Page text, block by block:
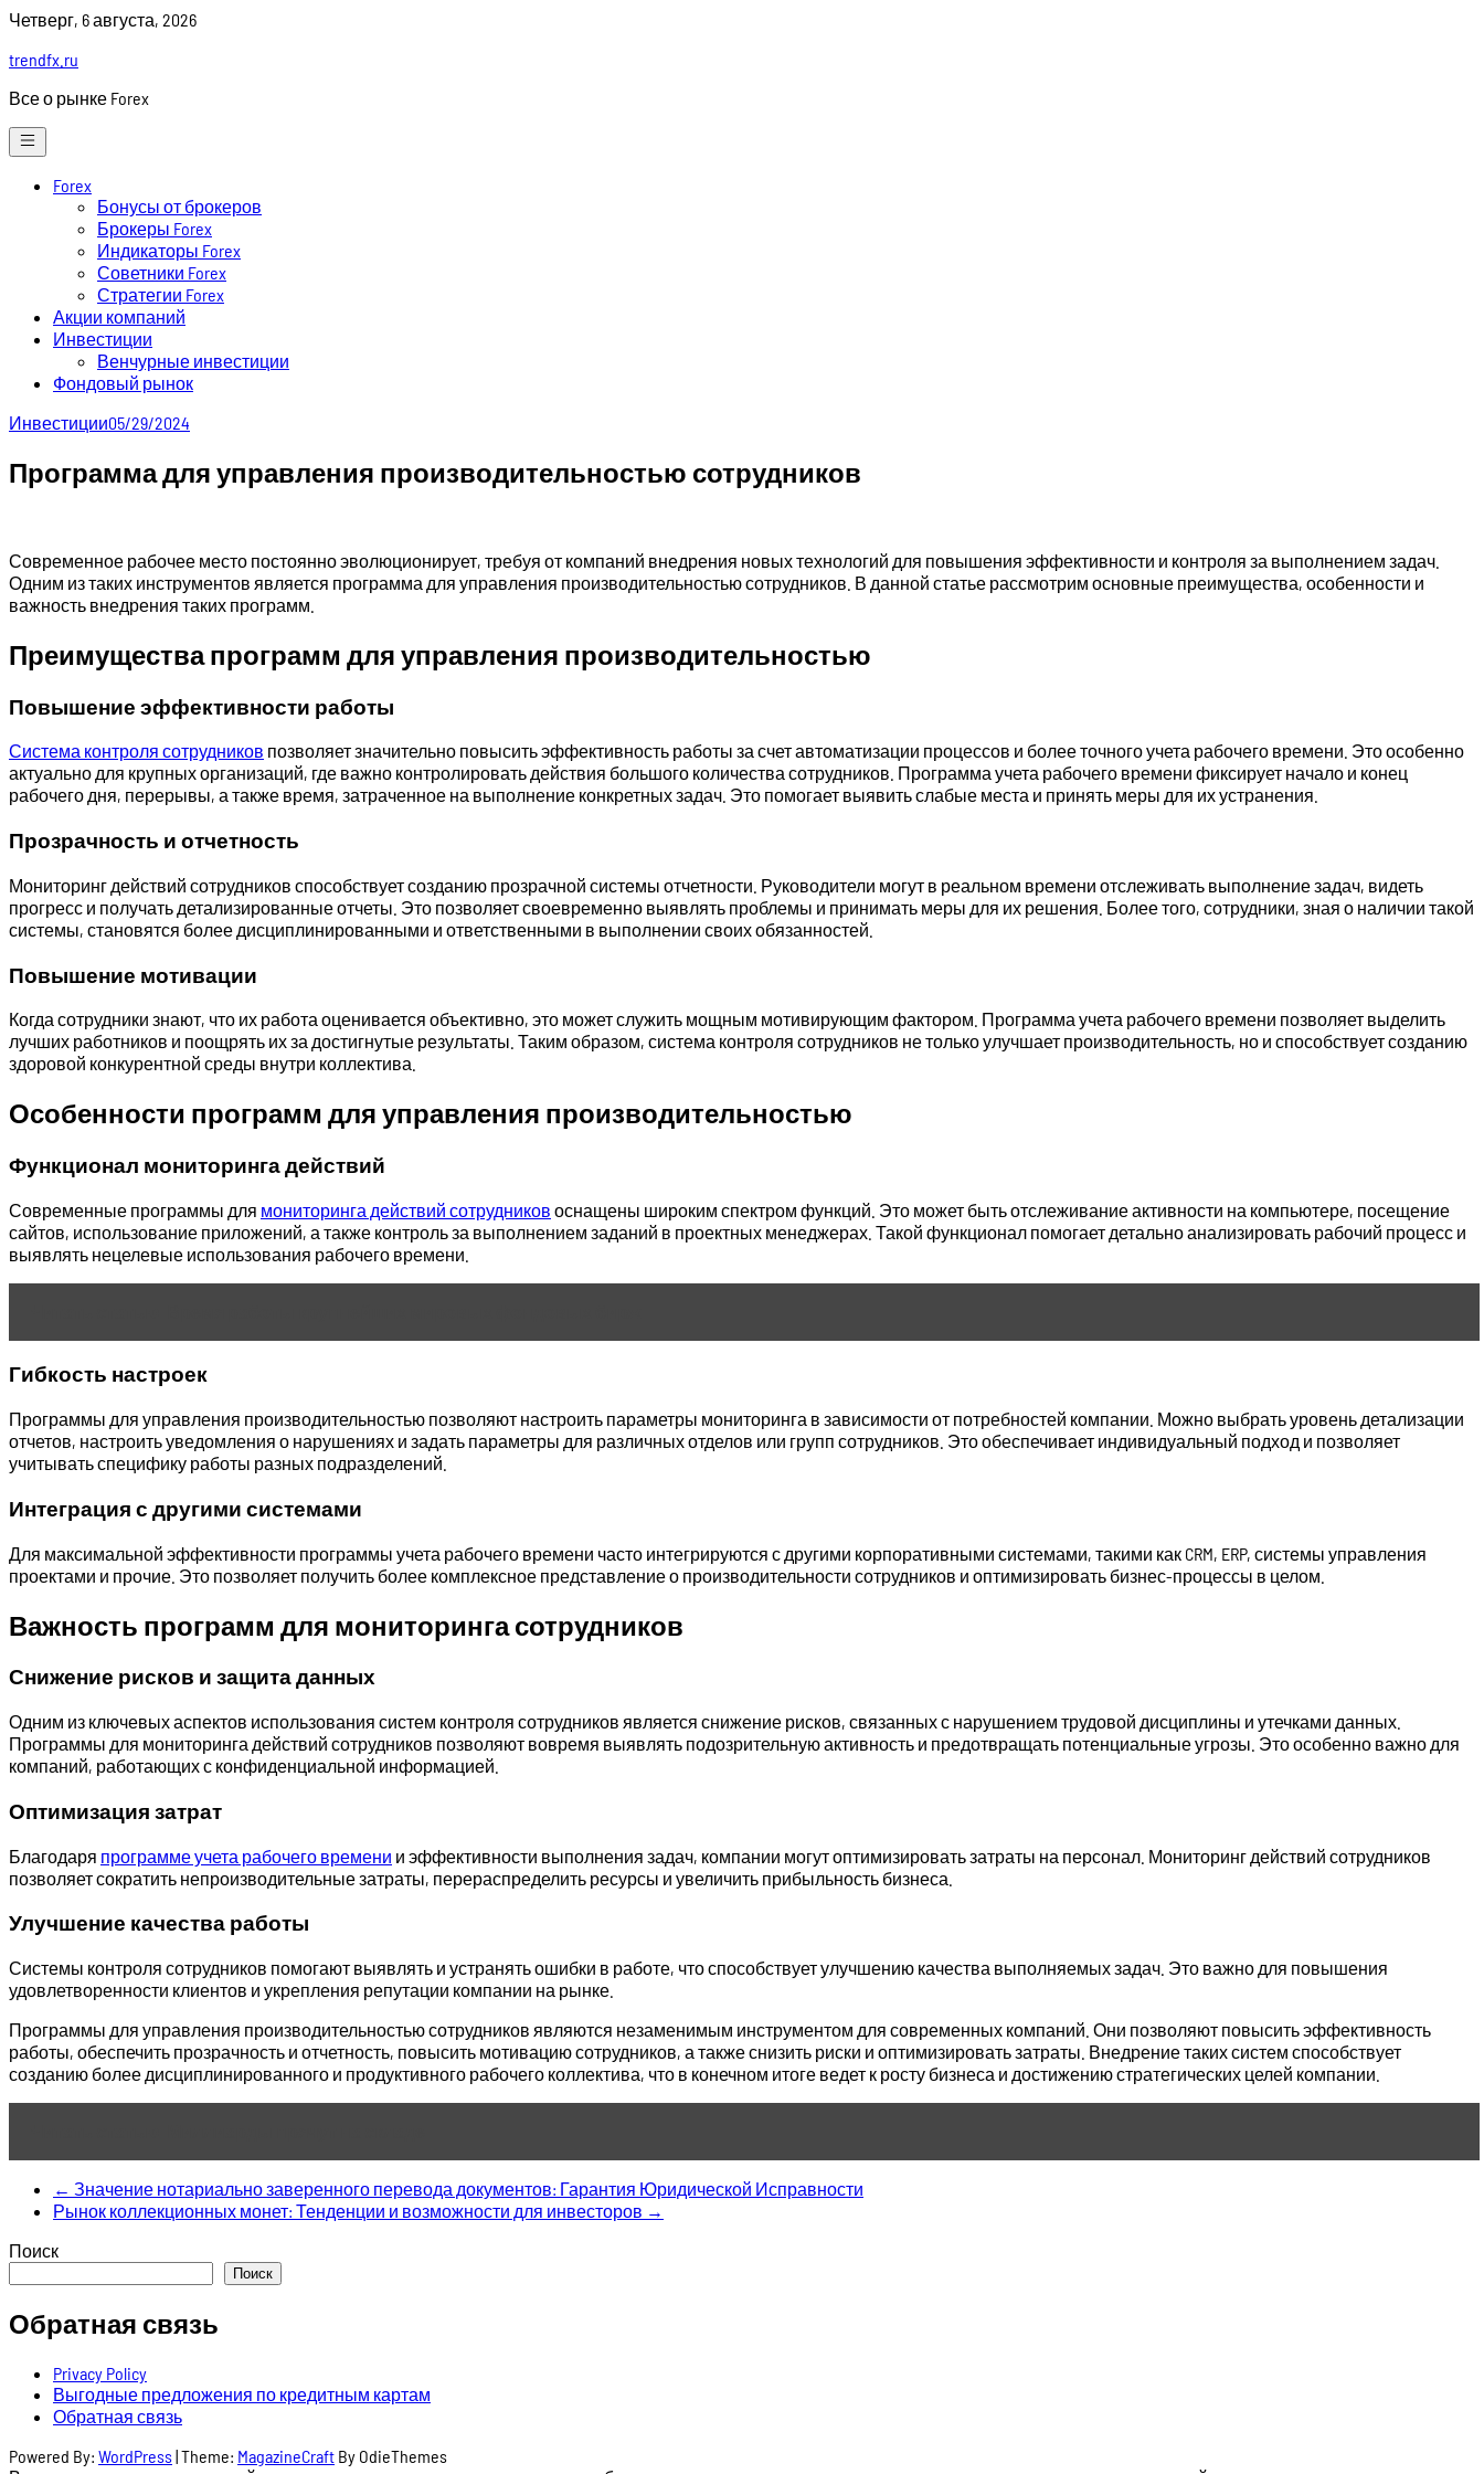
Skip
content
Четверг, 6 августа, 2026
trendfx.ru
Все о рынке Forex
Forex
Бонусы от брокеров
Брокеры Forex
Индикаторы Forex
Советники Forex
Стратегии Forex
Акции компаний
Инвестиции
Венчурные инвестиции
Фондовый рынок
Инвестиции05/29/2024
Программа для управления производительностью сотрудников
Современное рабочее место постоянно эволюционирует, требуя от компаний внедрения новых технологий для повышения эффективности и контроля за выполнением задач.
Одним из таких инструментов является программа для управления производительностью сотрудников. В данной статье рассмотрим основные преимущества, особенности и
важность внедрения таких программ.
Преимущества программ для управления производительностью
Повышение эффективности работы
Система контроля сотрудников позволяет значительно повысить эффективность работы за счет автоматизации процессов и более точного учета рабочего времени. Это особенно
актуально для крупных организаций, где важно контролировать действия большого количества сотрудников. Программа учета рабочего времени фиксирует начало и конец
рабочего дня, перерывы, а также время, затраченное на выполнение конкретных задач. Это помогает выявить слабые места и принять меры для их устранения.
Прозрачность и отчетность
Мониторинг действий сотрудников способствует созданию прозрачной системы отчетности. Руководители могут в реальном времени отслеживать выполнение задач, видеть
прогресс и получать детализированные отчеты. Это позволяет своевременно выявлять проблемы и принимать меры для их решения. Более того, сотрудники, зная о наличии такой
системы, становятся более дисциплинированными и ответственными в выполнении своих обязанностей.
Повышение мотивации
Когда сотрудники знают, что их работа оценивается объективно, это может служить мощным мотивирующим фактором. Программа учета рабочего времени позволяет выделить
лучших работников и поощрять их за достигнутые результаты. Таким образом, система контроля сотрудников не только улучшает производительность, но и способствует созданию
здоровой конкурентной среды внутри коллектива.
Особенности программ для управления производительностью
Функционал мониторинга действий
Современные программы для мониторинга действий сотрудников оснащены широким спектром функций. Это может быть отслеживание активности на компьютере, посещение
сайтов, использование приложений, а также контроль за выполнением заданий в проектных менеджерах. Такой функционал помогает детально анализировать рабочий процесс и
выявлять нецелевые использования рабочего времени.
Гибкость настроек
Программы для управления производительностью позволяют настроить параметры мониторинга в зависимости от потребностей компании. Можно выбрать уровень детализации
отчетов, настроить уведомления о нарушениях и задать параметры для различных отделов или групп сотрудников. Это обеспечивает индивидуальный подход и позволяет
учитывать специфику работы разных подразделений.
Интеграция с другими системами
Для максимальной эффективности программы учета рабочего времени часто интегрируются с другими корпоративными системами, такими как CRM, ERP, системы управления
проектами и прочие. Это позволяет получить более комплексное представление о производительности сотрудников и оптимизировать бизнес-процессы в целом.
Важность программ для мониторинга сотрудников
Снижение рисков и защита данных
Одним из ключевых аспектов использования систем контроля сотрудников является снижение рисков, связанных с нарушением трудовой дисциплины и утечками данных.
Программы для мониторинга действий сотрудников позволяют вовремя выявлять подозрительную активность и предотвращать потенциальные угрозы. Это особенно важно для
компаний, работающих с конфиденциальной информацией.
Оптимизация затрат
Благодаря программе учета рабочего времени и эффективности выполнения задач, компании могут оптимизировать затраты на персонал. Мониторинг действий сотрудников
позволяет сократить непроизводительные затраты, перераспределить ресурсы и увеличить прибыльность бизнеса.
Улучшение качества работы
Системы контроля сотрудников помогают выявлять и устранять ошибки в работе, что способствует улучшению качества выполняемых задач. Это важно для повышения
удовлетворенности клиентов и укрепления репутации компании на рынке.
Программы для управления производительностью сотрудников являются незаменимым инструментом для современных компаний. Они позволяют повысить эффективность
работы, обеспечить прозрачность и отчетность, повысить мотивацию сотрудников, а также снизить риски и оптимизировать затраты. Внедрение таких систем способствует
созданию более дисциплинированного и продуктивного рабочего коллектива, что в конечном итоге ведет к росту бизнеса и достижению стратегических целей компании.
← Значение нотариально заверенного перевода документов: Гарантия Юридической Исправности
Рынок коллекционных монет: Тенденции и возможности для инвесторов →
Поиск
Поиск
Обратная связь
Privacy Policy
Выгодные предложения по кредитным картам
Обратная связь
Powered By: WordPress|Theme: MagazineCraft By OdieThemes